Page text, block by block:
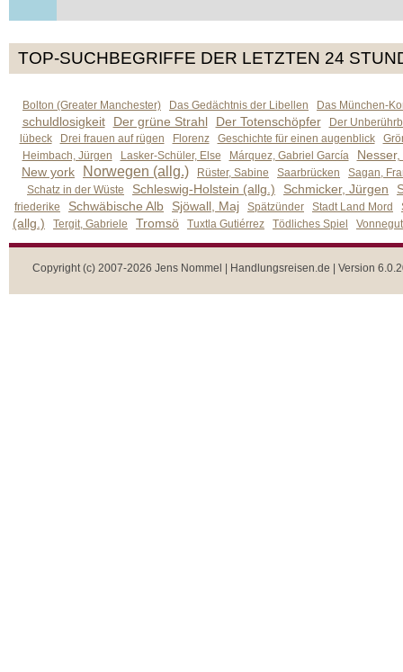
TOP-SUCHBEGRIFFE DER LETZTEN 24
Bolton (Greater Manchester) Das Gedächtnis der Libellen Das München-
schuldlosigkeit Der grüne Strahl Der Totenschöpfer
Der
lübeck
Drei frauen auf rügen Florenz Geschichte für einen augenblick
Heimbach, Jürgen
Lasker-Schüler, Else Márquez, Gabriel García
New york
Norwegen (allg.) Rüster, Sabine Saarbrücken
Sagan,
Schatz in der Wüste
Schleswig-Holstein (allg.) Schmicker, Jürgen
friederike Schwäbische Alb Sjöwall, Maj Spätzünder Stadt Land Mord
(allg.) Tergit, Gabriele Tromsö Tuxtla Gutiérrez Tödliches Spiel
Copyright (c) 2007-2026 Jens Nommel | Handlungsreisen.de | Version